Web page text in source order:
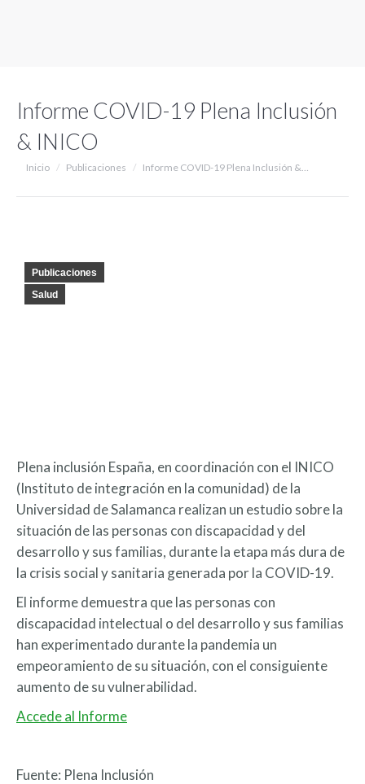
Informe COVID-19 Plena Inclusión
& INICO
Estás aquí:
Inicio Publicaciones Informe COVID-19 Plena Inclusión &…
Publicaciones
Salud
Plena inclusión España, en coordinación con el INICO
(Instituto de integración en la comunidad) de la
Universidad de Salamanca realizan un estudio sobre la
situación de las personas con discapacidad y del
desarrollo y sus familias, durante la etapa más dura de
la crisis social y sanitaria generada por la COVID-19.
El informe demuestra que las personas con
discapacidad intelectual o del desarrollo y sus familias
han experimentado durante la pandemia un
empeoramiento de su situación, con el consiguiente
aumento de su vulnerabilidad.
Accede al Informe
Fuente: Plena Inclusión